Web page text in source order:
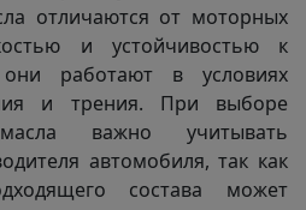
отличаются от моторных
и устойчивостью к
работают в условиях
и трения. При выборе
масла важно учитывать
автомобиля, так как
состава может